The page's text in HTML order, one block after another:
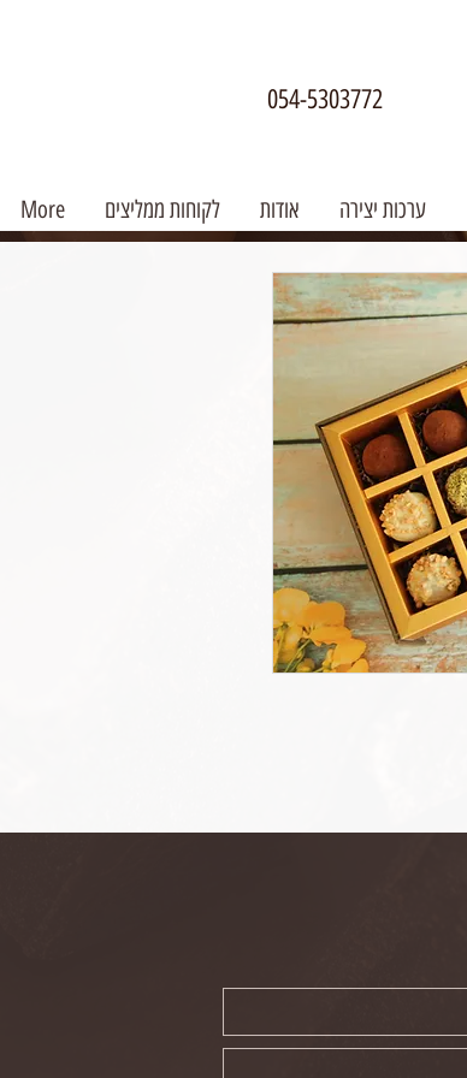
054-5303772
ערכות יצירה אודות לקוחות ממליצים More